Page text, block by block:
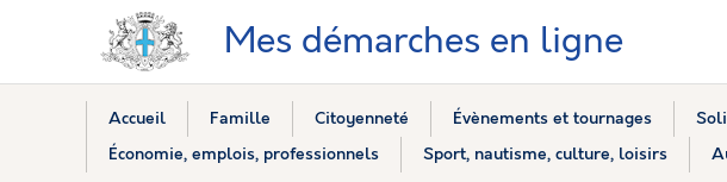
Mes démarches en ligne
Accueil Famille Citoyenneté Évènements et tournages
Économie, emplois, professionnels
Sport, nautisme, culture, loisirs